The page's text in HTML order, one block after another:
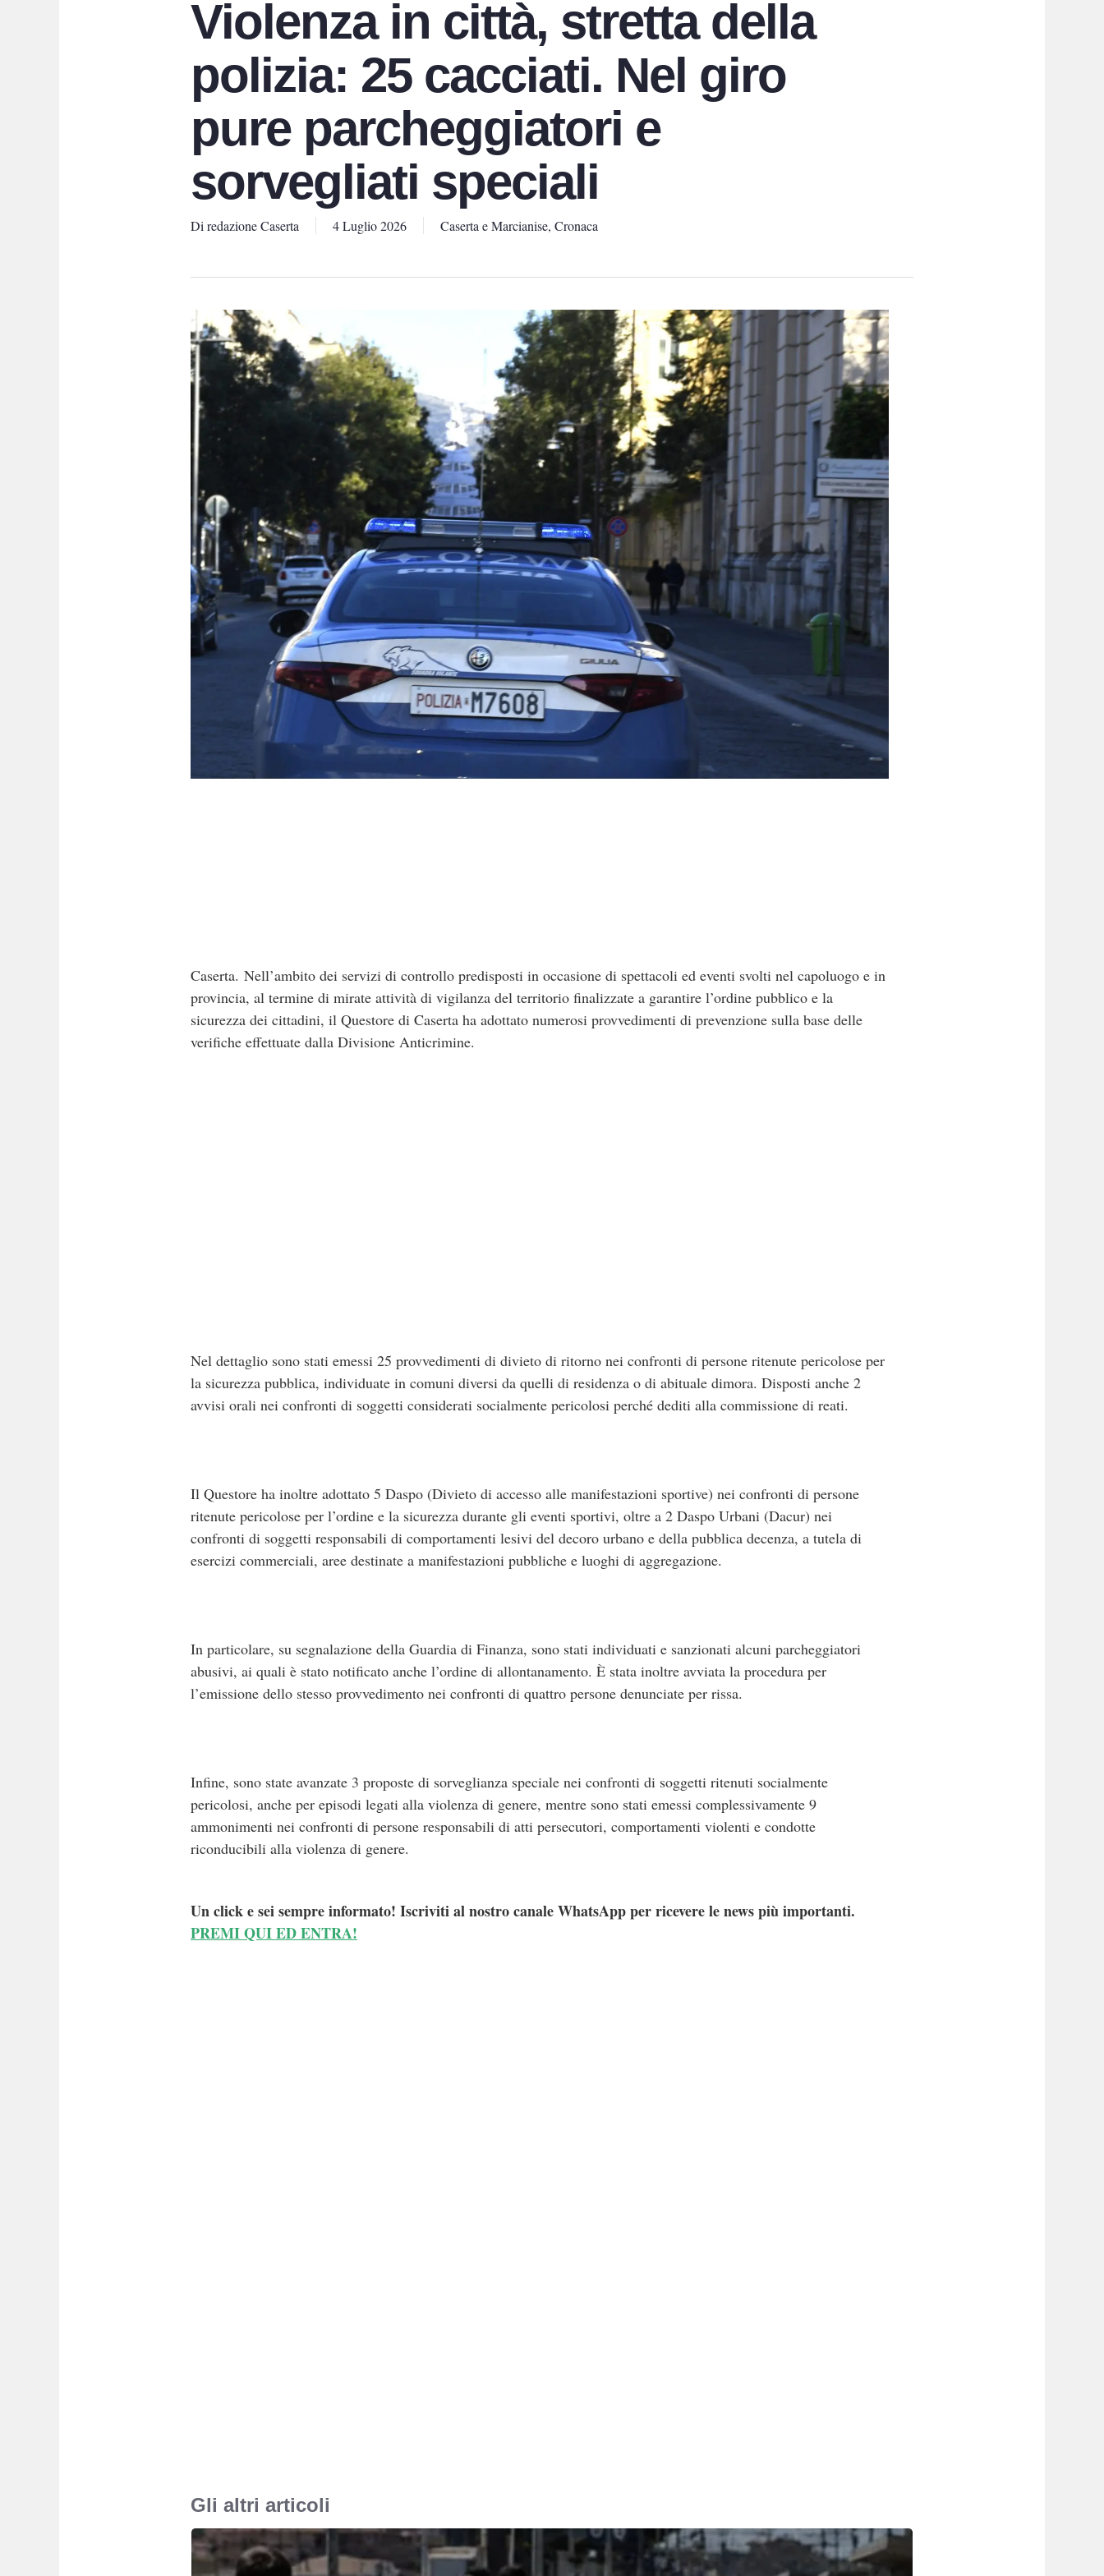
Violenza in città, stretta della
polizia: 25 cacciati. Nel giro
pure parcheggiatori e
sorvegliati speciali
Di redazione Caserta 4 Luglio 2026 Caserta e Marcianise, Cronaca
Caserta. Nell’ambito dei servizi di controllo predisposti in occasione di spettacoli ed eventi svolti nel capoluogo e in
provincia, al termine di mirate attività di vigilanza del territorio finalizzate a garantire l’ordine pubblico e la
sicurezza dei cittadini, il Questore di Caserta ha adottato numerosi provvedimenti di prevenzione sulla base delle
verifiche effettuate dalla Divisione Anticrimine.
Nel dettaglio sono stati emessi 25 provvedimenti di divieto di ritorno nei confronti di persone ritenute pericolose per
la sicurezza pubblica, individuate in comuni diversi da quelli di residenza o di abituale dimora. Disposti anche 2
avvisi orali nei confronti di soggetti considerati socialmente pericolosi perché dediti alla commissione di reati.
Il Questore ha inoltre adottato 5 Daspo (Divieto di accesso alle manifestazioni sportive) nei confronti di persone
ritenute pericolose per l’ordine e la sicurezza durante gli eventi sportivi, oltre a 2 Daspo Urbani (Dacur) nei
confronti di soggetti responsabili di comportamenti lesivi del decoro urbano e della pubblica decenza, a tutela di
esercizi commerciali, aree destinate a manifestazioni pubbliche e luoghi di aggregazione.
In particolare, su segnalazione della Guardia di Finanza, sono stati individuati e sanzionati alcuni parcheggiatori
abusivi, ai quali è stato notificato anche l’ordine di allontanamento. È stata inoltre avviata la procedura per
l’emissione dello stesso provvedimento nei confronti di quattro persone denunciate per rissa.
Infine, sono state avanzate 3 proposte di sorveglianza speciale nei confronti di soggetti ritenuti socialmente
pericolosi, anche per episodi legati alla violenza di genere, mentre sono stati emessi complessivamente 9
ammonimenti nei confronti di persone responsabili di atti persecutori, comportamenti violenti e condotte
riconducibili alla violenza di genere.
Un click e sei sempre informato! Iscriviti al nostro canale WhatsApp per ricevere le news più importanti.
PREMI QUI ED ENTRA!
Gli altri articoli